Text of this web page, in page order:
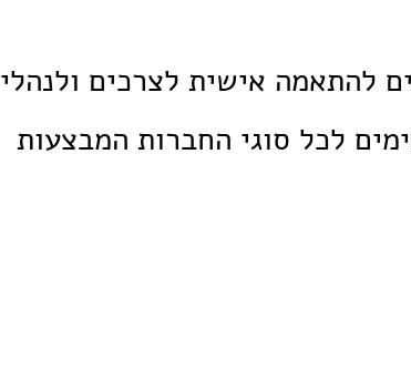
להתאמה אישית לצרכים ולנהלי
לכל סוגי החברות המבצעות